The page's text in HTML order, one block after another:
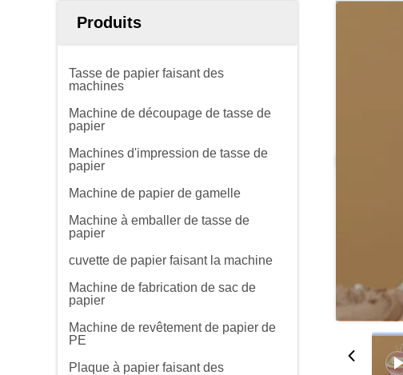
Produits
Tasse de papier faisant des
machines
Machine de découpage de tasse de
papier
Machines d'impression de tasse de
papier
Machine de papier de gamelle
Machine à emballer de tasse de
papier
cuvette de papier faisant la machine
Machine de fabrication de sac de
papier
Machine de revêtement de papier de
PE
Plaque à papier faisant des